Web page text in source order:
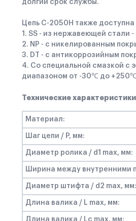
долгий срок службы.
Цепь C-2050Н также
1. SS - из нержавеющей стали
2. NP - с никелированным
3. DT - с антикоррозийным
4. Со специальной смазкой с
диапазоном от -30℃ до +250℃
Технические характеристики
Материал:
Шаг цепи / P, мм:
Диаметр ролика / d1 max, мм:
Ширина между внутренними
Диаметр штифта / d2 max, мм:
Длина валика / L max, мм:
Длина валика / Lc max, мм: